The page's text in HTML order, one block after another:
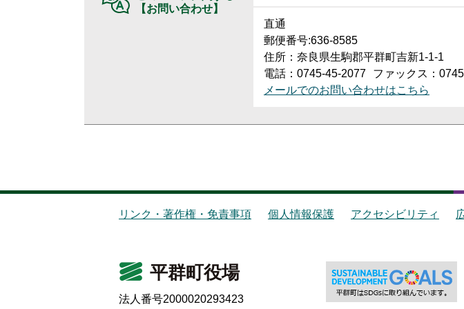
【お問い合わせ】
直通
郵便番号:636-8585
住所：奈良県生駒郡平群町吉新1-1-1
電話：0745-45-2077
ファックス：
メールでのお問い合わせはこちら
リンク・著作権・免責事項 個人情報保護 アクセシビリティ
平群町役場
法人番号2000020293423